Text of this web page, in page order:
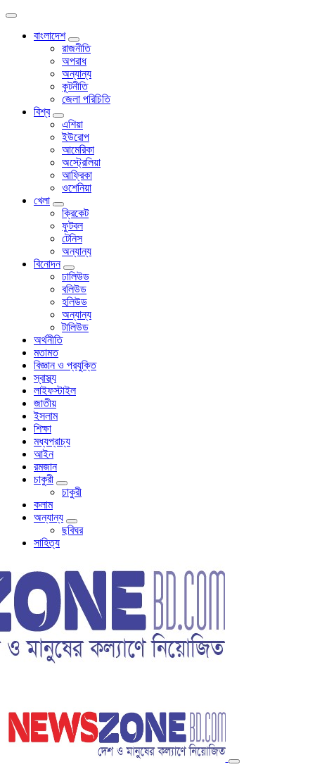
বাংলাদেশ
রাজনীতি
অপরাধ
অন্যান্য
কূটনীতি
জেলা পরিচিতি
বিশ্ব
এশিয়া
ইউরোপ
আমেরিকা
অস্ট্রেলিয়া
আফ্রিকা
ওশেনিয়া
খেলা
ক্রিকেট
ফুটবল
টেনিস
অন্যান্য
বিনোদন
ঢালিউড
বলিউড
হলিউড
অন্যান্য
টালিউড
অর্থনীতি
মতামত
বিজ্ঞান ও প্রযুক্তি
স্বাস্থ্য
লাইফস্টাইল
জাতীয়
ইসলাম
শিক্ষা
মধ্যপ্রাচ্য
আইন
রমজান
চাকুরী
চাকুরী
কলাম
অন্যান্য
ছবিঘর
সাহিত্য